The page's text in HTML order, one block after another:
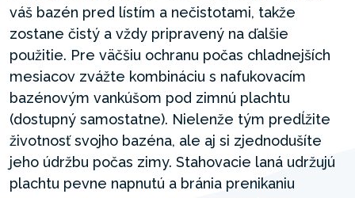
váš bazén pred lístím a nečistotami, takže
zostane čistý a vždy pripravený na ďalšie
použitie. Pre väčšiu ochranu počas chladnejších
mesiacov zvážte kombináciu s nafukovacím
bazénovým vankúšom pod zimnú plachtu
(dostupný samostatne). Nielenže tým predĺžite
životnosť svojho bazéna, ale aj si zjednodušíte
jeho údržbu počas zimy. Stahovacie laná udržujú
plachtu pevne napnutú a bránia prenikaniu